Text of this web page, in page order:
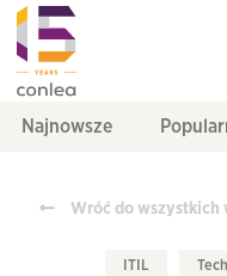
Najnowsze
Wróć do wszystkich
ITIL